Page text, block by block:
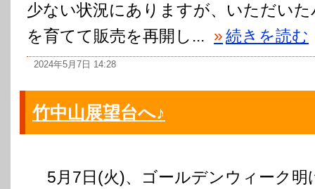
少ない状況にありますが、いただい
を育てて販売を再開し... »続きを読む
2024年5月7日 14:28
竹中山展望台へ♪
5月7日(火)、ゴールデンウィーク明